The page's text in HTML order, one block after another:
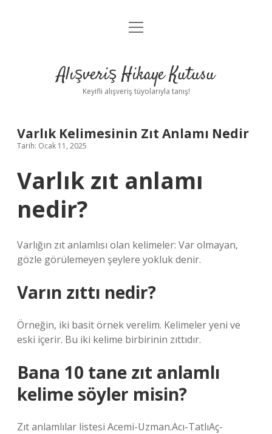
Anasayfa
Yasal Uyarı
menüyü
Alışveriş Hikaye Kutusu
Keyifli alışveriş tüyolarıyla tanış!
Varlık Kelimesinin Zıt Anlamı Nedir
Tarih: Ocak 11, 2025
Varlık zıt anlamı
nedir?
Varlığın zıt anlamlısı olan kelimeler: Var olmayan,
gözle görülemeyen şeylere yokluk denir.
Varın zıttı nedir?
Örneğin, iki basit örnek verelim. Kelimeler yeni ve
eski içerir. Bu iki kelime birbirinin zıttıdır.
Bana 10 tane zıt anlamlı
kelime söyler misin?
Zıt anlamlılar listesi Acemi-Uzman.Acı-TatlıAç-